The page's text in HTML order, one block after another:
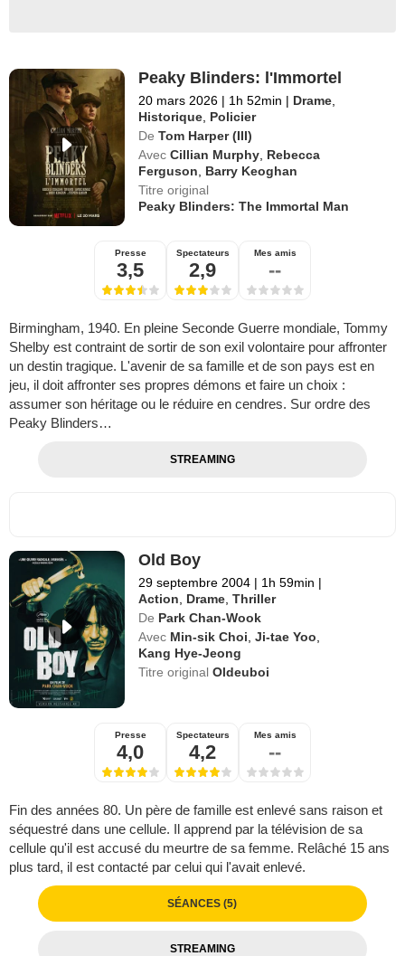
Peaky Blinders: l'Immortel
20 mars 2026 | 1h 52min | Drame
Historique Policier
De Tom Harper (III)
Avec Cillian Murphy Rebecca
Ferguson
Barry Keoghan
Titre original
Peaky Blinders: The Immortal Man
Presse
3,5
Spectateurs
2,9
Mes amis
--
Birmingham, 1940. En pleine Seconde Guerre mondiale, Tommy
Shelby est contraint de sortir de son exil volontaire pour affronter
un destin tragique. L'avenir de sa famille et de son pays est en
jeu, il doit affronter ses propres démons et faire un choix :
assumer son héritage ou le réduire en cendres. Sur ordre des
Peaky Blinders…
STREAMING
Old Boy
29 septembre 2004 | 1h 59min |
Action
Drame ,Thriller
De Park Chan-Wook
Avec Min-sik Choi ,Ji-tae Yoo
Kang Hye-Jeong
Titre originalOldeuboi
Presse
4,0
Spectateurs
4,2
Mes amis
--
Fin des années 80. Un père de famille est enlevé sans raison et
séquestré dans une cellule. Il apprend par la télévision de sa
cellule qu'il est accusé du meurtre de sa femme. Relâché 15 ans
plus tard, il est contacté par celui qui l'avait enlevé.
SÉANCES (5)
STREAMING